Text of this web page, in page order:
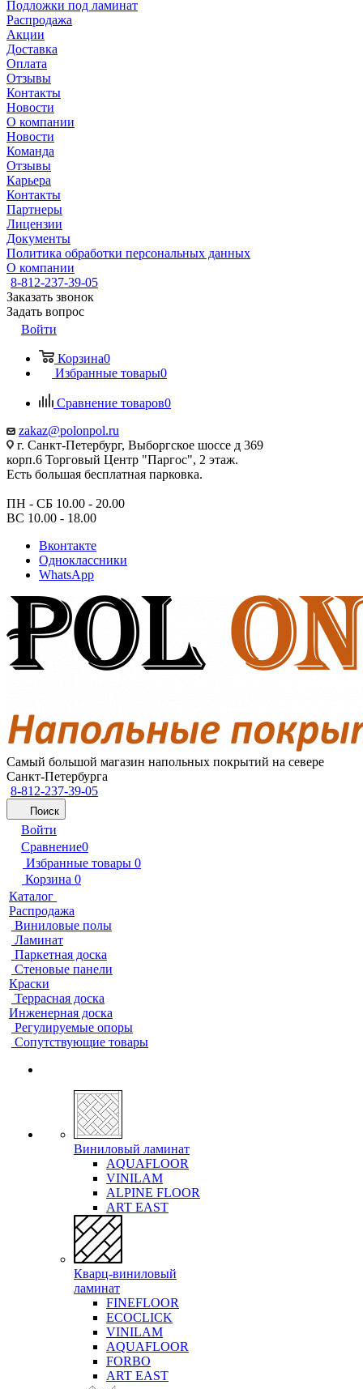
Подложки под ламинат
Распродажа
Акции
Доставка
Оплата
Отзывы
Контакты
Новости
О компании
Новости
Команда
Отзывы
Карьера
Контакты
Партнеры
Лицензии
Документы
Политика обработки персональных данных
О компании
8-812-237-39-05
Заказать звонок
Задать вопрос
Войти
Корзина0
Избранные товары0
Сравнение товаров0
zakaz@polonpol.ru
г. Санкт-Петербург, Выборгское шоссе д 369
корп.6 Торговый Центр "Паргос", 2 этаж.
Есть большая бесплатная парковка.
ПН - СБ 10.00 - 20.00
ВС 10.00 - 18.00
Вконтакте
Одноклассники
WhatsApp
Самый большой магазин напольных покрытий на севере
Санкт-Петербурга
8-812-237-39-05
Поиск
Войти
Сравнение0
Избранные товары 0
Корзина 0
Каталог
Распродажа
Виниловые полы
Ламинат
Паркетная доска
Стеновые панели
Краски
Террасная доска
Инженерная доска
Регулируемые опоры
Сопутствующие товары
Виниловый ламинат
AQUAFLOOR
VINILAM
ALPINE FLOOR
ART EAST
Кварц-виниловый
ламинат
FINEFLOOR
ECOCLICK
VINILAM
AQUAFLOOR
FORBO
ART EAST